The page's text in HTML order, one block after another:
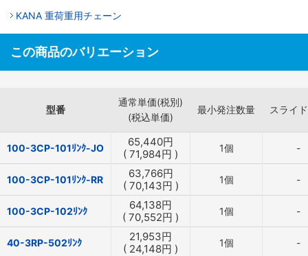
KANA 重荷重用チェーン
この商品のバリエーション
型番
通常単価(税別)
(税込単価)
最小発注数量 スライ
100-3CP-101ﾘﾝｸ-JO 65,440円
( 71,984円 ) 1個 -
100-3CP-101ﾘﾝｸ-RR 63,766円
( 70,143円 ) 1個 -
100-3CP-102ﾘﾝｸ 64,138円
( 70,552円 ) 1個 -
40-3RP-502ﾘﾝｸ 21,953円
( 24,148円 ) 1個 -